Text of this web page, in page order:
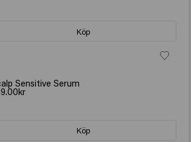
Köp
Sensitive Serum
Köp